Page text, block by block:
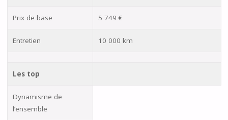
Prix de base 5 749 €
Entretien 10 000 km
Les top
Dynamisme de
l’ensemble